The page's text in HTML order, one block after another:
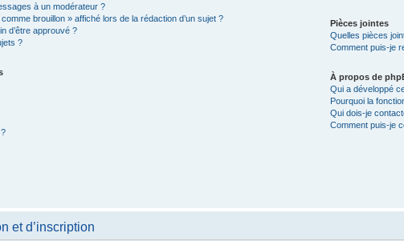
à un modérateur ?
brouillon » affiché lors de la rédaction d’un sujet ?
d’être approuvé ?
?
Pièces jointes
Quelles pièces
Comment puis-je
À propos de
Qui a développé
Pourquoi la
Qui dois-je
Comment puis-je
et d’inscription